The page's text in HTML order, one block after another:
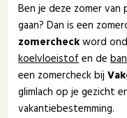
Ben je deze zomer
gaan? Dan is een
zomercheckword
koelvloeistofen de
een zomercheck bij
glimlach op je gezicht
vakantiebestemming.